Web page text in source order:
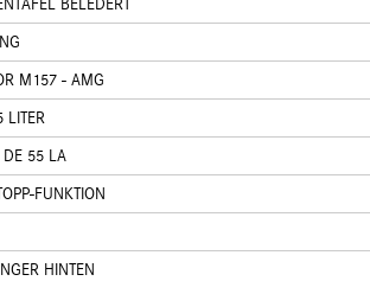
BELEDERT
M157 - AMG
LITER
DE 55 LA
FUNKTION
HINTEN